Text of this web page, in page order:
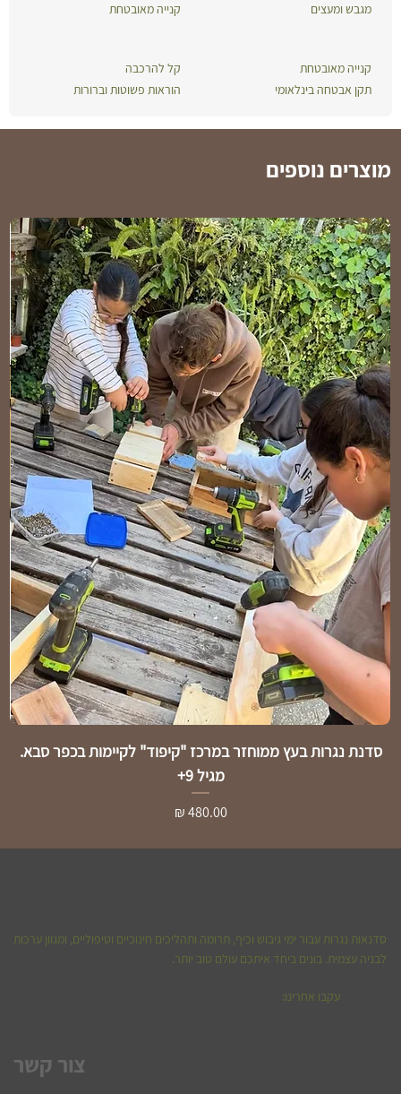
קנייה מאובטחת
מגבש ומעצים
קל להרכבה
הוראות פשוטות וברורות
קנייה מאובטחת
תקן אבטחה בינלאומי
מוצרים נוספים
סדנת נגרות בעץ ממוחזר במרכז "קיפוד" לקיימות בכפר סבא.
מגיל 9+
מחיר‏480.00 ‏₪
סדנאות נגרות עבור ימי גיבוש וכיף, תרומה ותהליכים חינוכיים וטיפוליים, ומגוון ערכות
לבניה עצמית. בונים ביחד איתכם עולם טוב יותר.
עקבו אחרינו:
צור קשר